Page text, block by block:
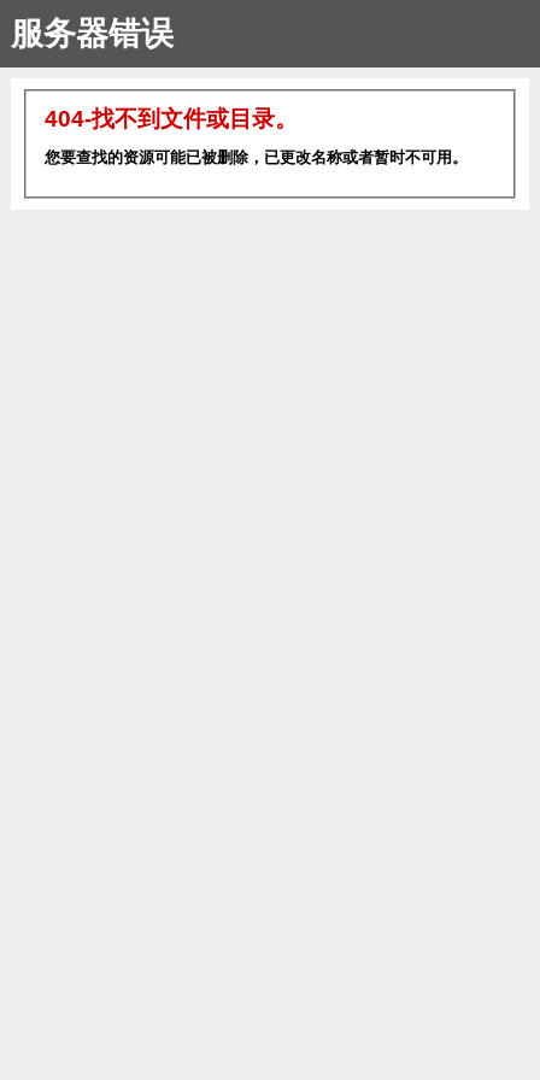
服务器错误
404-找不到文件或目录。
您要查找的资源可能已被删除，已更改名称或者暂时不可用。